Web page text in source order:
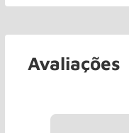
Avaliações